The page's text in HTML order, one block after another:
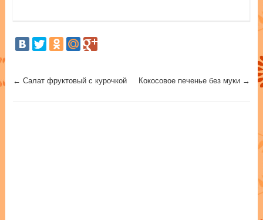
Post navigation
← Салат фруктовый с курочкой Кокосовое печенье без муки →